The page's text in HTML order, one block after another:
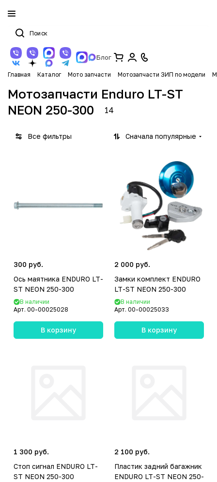
Блог
Главная Каталог Мото запчасти Мотозапчасти ЗИП по модели
Мотозапчасти Enduro LT-ST
NEON 250-300
14
Все фильтры Сначала популярные
300 руб.
Ось маятника ENDURO LT-
ST NEON 250-300
В наличии
Арт. 00-00025028
В корзину
2 000 руб.
Замки комплект ENDURO
LT-ST NEON 250-300
В наличии
Арт. 00-00025033
В корзину
1 300 руб.
Стоп сигнал ENDURO LT-
ST NEON 250-300
2 100 руб.
Пластик задний багажник
ENDURO LT-ST NEON 250-